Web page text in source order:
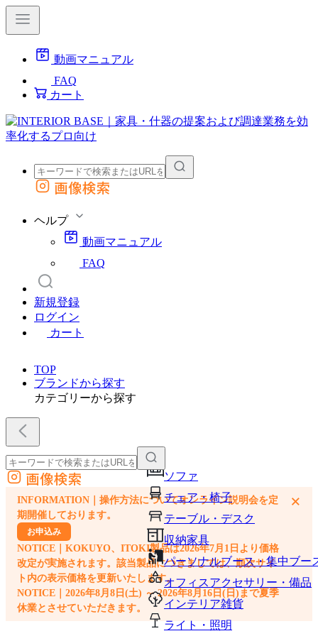
動画マニュアル
FAQ
カート
外部サイトの商品をカートに追加
画像検索
ヘルプ
動画マニュアル
FAQ
新規登録
ログイン
カート
TOP
ブランドから探す
カテゴリーから探す
ソファ
チェア・椅子
テーブル・デスク
収納家具
パーソナルブース・集中ブー
オフィスアクセサリー・備品
インテリア雑貨
ライト・照明
外部サイトの商品をカートに追加
他のサイトで見つけた商品ページのURLを貼り付けて、カートに追加できます
画像検索
INFORMATION｜操作方法についてオンライン説明会を定
期開催しております。
お申込み
NOTICE｜KOKUYO、ITOKI製品は2026年7月1日より価格
改定が実施されます。該当製品につきましては、順次サイ
ト内の表示価格を更新いたします。
NOTICE｜2026年8月8日(土) ～ 2026年8月16日(日)まで夏季
休業とさせていただきます。
×